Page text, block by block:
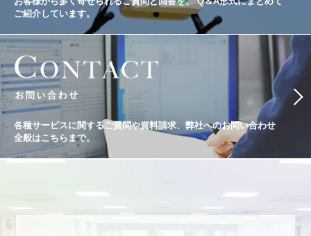
ご紹介しています。
各種サービスに関するご質問や資料請求、 弊社へのお問い合わせ
全般はこちらまで。